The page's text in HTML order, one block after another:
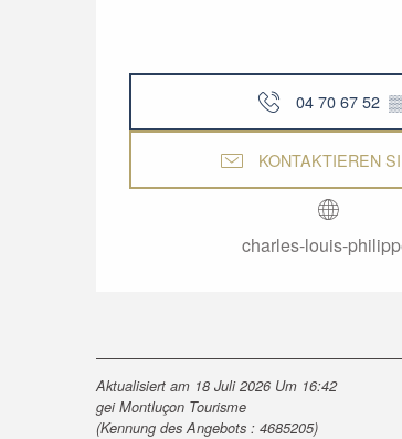
04 70 67 52
KONTAKTIEREN
charles-louis-
Aktualisiert am 18 Juli 2026 Um 16:42
gei Montluçon Tourisme
(Kennung des Angebots : 4685205)